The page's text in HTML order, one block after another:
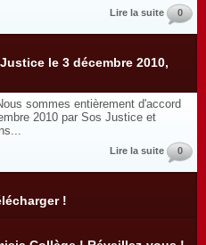
Lire la suite 0
le 3 décembre 2010,
sommes entièrement d'accord
2010 par Sos Justice et
Lire la suite 0
!